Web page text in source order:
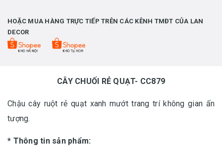
HOẶC MUA HÀNG TRỰC TIẾP TRÊN CÁC KÊNH TMĐT CỦA LAN
DECOR
CÂY CHUỐI RẺ QUẠT- CC879
Chậu cây ruột rẻ quạt xanh mướt trang trí không gian ấn
tượng.
* Thông tin sản phẩm: